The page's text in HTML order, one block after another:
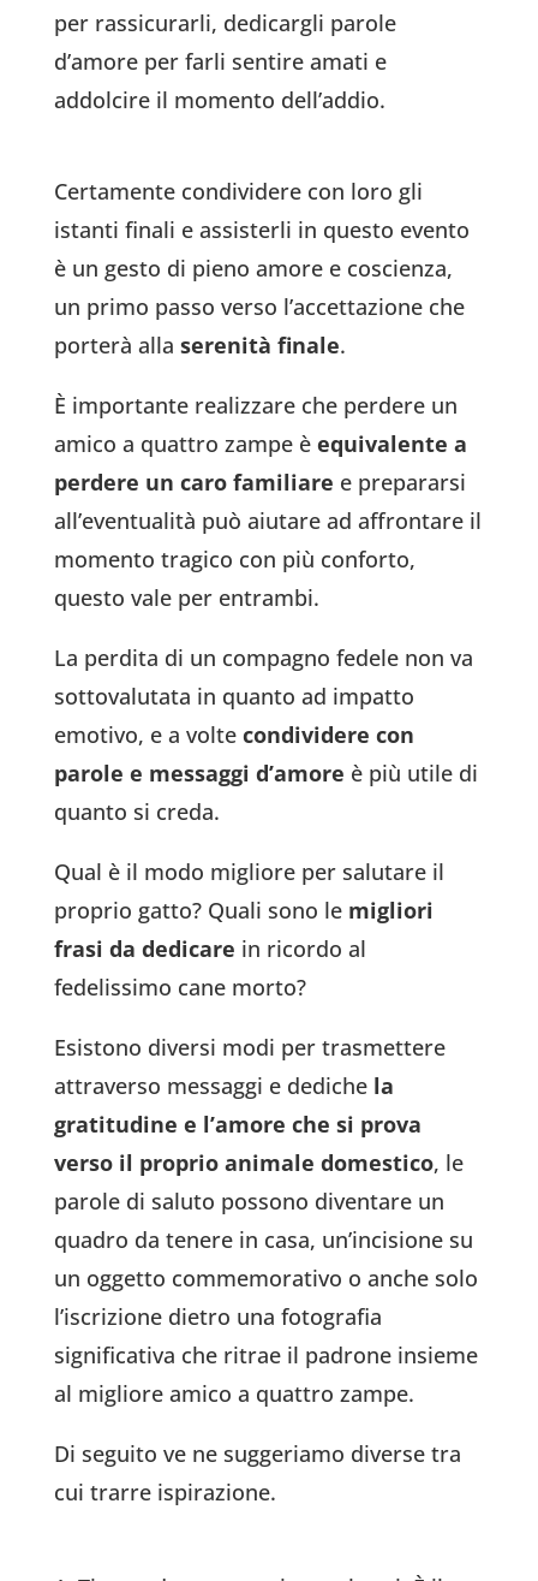
per rassicurarli, dedicargli parole
d’amore per farli sentire amati e
addolcire il momento dell’addio.
Certamente condividere con loro gli
istanti finali e assisterli in questo evento
è un gesto di pieno amore e coscienza,
un primo passo verso l’accettazione che
porterà alla serenità finale.
È importante realizzare che perdere un
amico a quattro zampe è equivalente a
perdere un caro familiare e prepararsi
all’eventualità può aiutare ad affrontare il
momento tragico con più conforto,
questo vale per entrambi.
La perdita di un compagno fedele non va
sottovalutata in quanto ad impatto
emotivo, e a volte condividere con
parole e messaggi d’amore è più utile di
quanto si creda.
Qual è il modo migliore per salutare il
proprio gatto? Quali sono le migliori
frasi da dedicare in ricordo al
fedelissimo cane morto?
Esistono diversi modi per trasmettere
attraverso messaggi e dediche la
gratitudine e l’amore che si prova
verso il proprio animale domestico, le
parole di saluto possono diventare un
quadro da tenere in casa, un’incisione su
un oggetto commemorativo o anche solo
l’iscrizione dietro una fotografia
significativa che ritrae il padrone insieme
al migliore amico a quattro zampe.
Di seguito ve ne suggeriamo diverse tra
cui trarre ispirazione.